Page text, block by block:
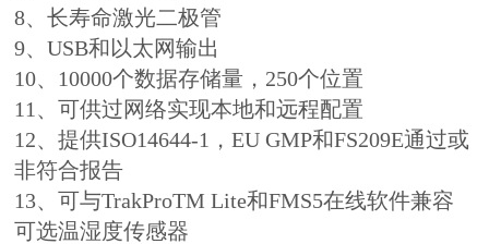
8、长寿命激光二极管
9、USB和以太网输出
10、10000个数据存储量，250个位置
11、可供过网络实现本地和远程配置
12、提供ISO14644-1，EU GMP和FS209E通过或
非符合报告
13、可与TrakProTM Lite和FMS5在线软件兼容
可选温湿度传感器